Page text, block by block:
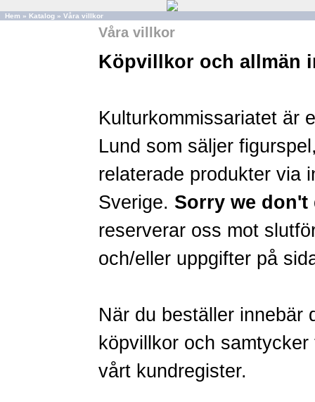
Hem » Katalog » Våra villkor
Våra villkor
Köpvillkor och allmän
Kulturkommissariatet är
Lund som säljer
relaterade produkter via
Sverige. Sorry we
reserverar oss mot
och/eller uppgifter på
När du beställer innebär
köpvillkor och
vårt kundregister.